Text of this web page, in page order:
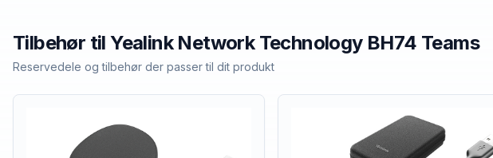
Tilbehør tilYealink Network Technology BH74 Teams
Reservedele og tilbehør der passer til dit produkt